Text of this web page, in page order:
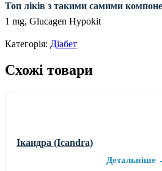
Топ ліків з такими самими
1 mg, Gluсаgen Hуpokit
Категорія: Діабет
Схожі товари
Ікандра (Icandra)
Детальніше